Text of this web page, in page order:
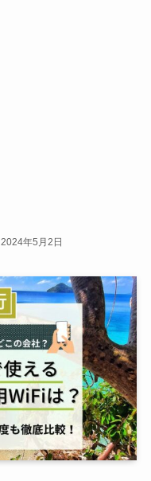
2024年5月2日